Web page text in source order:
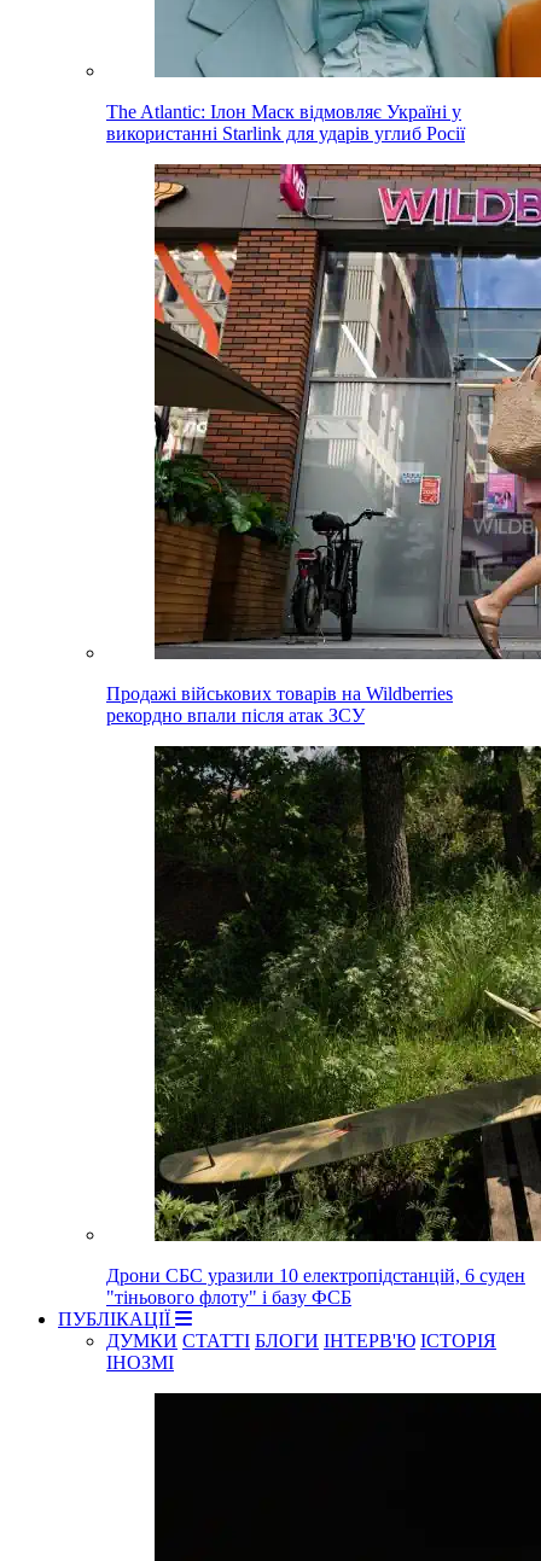
The Atlantic: Ілон Маск відмовляє Україні у
використанні Starlink для ударів углиб Росії
Продажі військових товарів на Wildberries
рекордно впали після атак ЗСУ
Дрони СБС уразили 10 електропідстанцій, 6 суден
"тіньового флоту" і базу ФСБ
ПУБЛІКАЦІЇ
ДУМКИ СТАТТІ БЛОГИ ІНТЕРВ'Ю ІСТОРІЯ
ІНОЗМІ